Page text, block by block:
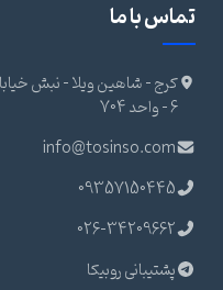
تماس با ما
کرج - شاهین ویلا - نبش
6 - واحد 704
info@tosinso.com
09357150445
026-34209662
پشتیبانی روبیکا